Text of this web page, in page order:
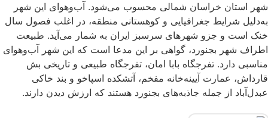
شهر استان خراسان شمالی محسوب می‌شود. آب‌وهوای این شهر
به‌دلیل شرایط جغرافیایی و کوهستانی منطقه، در اغلب فصول سال
خنک است و جزو شهرهای سرسبز ایران به شمار می‌آید. طبیعت
اطراف شهر بجنورد، گواهی بر این مدعا است که این شهر آب‌وهوای
مناسبی دارد. تفرجگاه بابا امان، تفرجگاه طبیعی و تاریخی بش
قارداش، عمارت آیینه‌خانه مفخم، آتشکده اسپاخو و بند خاکی
عبدل‌آباد از جمله جاذبه‌های بجنورد هستند که ارزش دیدن دارند.